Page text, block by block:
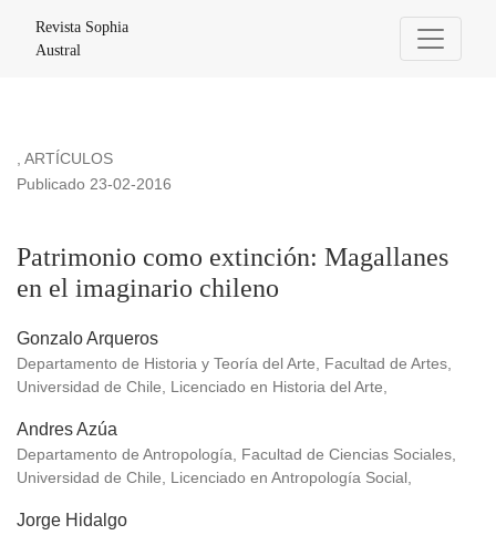
Revista Sophia
Austral
, ARTÍCULOS
Patrimonio como extinción: Magallanes
en el imaginario chileno
Publicado 23-02-2016
Gonzalo Arqueros
Departamento de Historia y Teoría del Arte, Facultad de Artes,
Universidad de Chile, Licenciado en Historia del Arte,
Andres Azúa
Departamento de Antropología, Facultad de Ciencias Sociales,
Universidad de Chile, Licenciado en Antropología Social,
Jorge Hidalgo